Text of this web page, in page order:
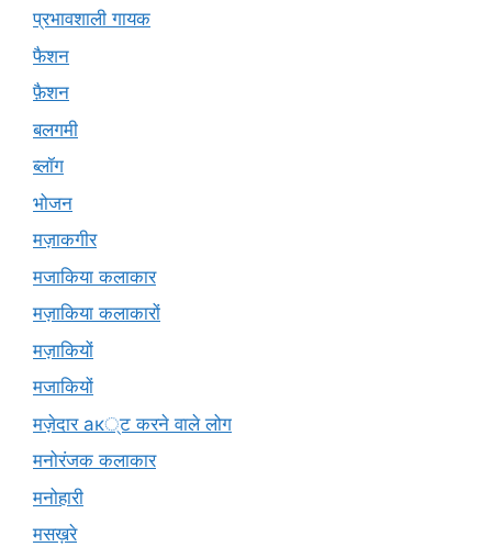
प्रभावशाली गायक
फैशन
फ़ैशन
बलगमी
ब्लॉग
भोजन
मज़ाकगीर
मजाकिया कलाकार
मज़ाकिया कलाकारों
मज़ाकियों
मजाकियों
मज़ेदार ак्ट करने वाले लोग
मनोरंजक कलाकार
मनोहारी
मसख़रे